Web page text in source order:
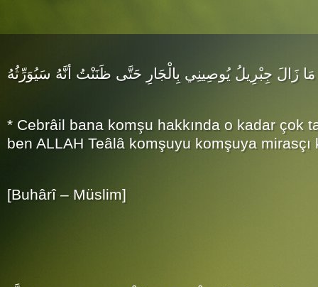
مَا زَالَ جِبْرِيلُ يُوصِينِي بِالْجَارِ حَتَّى ظَنَنْتُ أنَّهُ سَيُوَرِّثُهُ
* Cebrâil bana komşu hakkında o kadar çok
ben ALLAH Teâlâ komşuyu komşuya mirasçı
[Buhârî – Müslim]